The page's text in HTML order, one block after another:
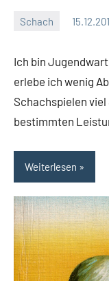
Schach
Ich bin
erlebe ich wenig
Schachspielen
bestimmten
Weiterlesen